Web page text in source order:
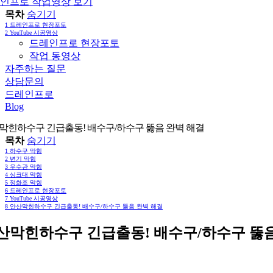
목차 숨기기
1 드레인프로 현장포토
2 YouTube 시공영상
드레인프로 현장포토
작업 동영상
자주하는 질문
상담문의
드레인프로
Blog
힌하수구 긴급출동! 배수구/하수구 뚫음 완벽 해결
목차 숨기기
1 하수구 막힘
2 변기 막힘
3 우수관 막힘
4 싱크대 막힘
5 정화조 막힘
6 드레인프로 현장포토
7 YouTube 시공영상
8 안산막힌하수구 긴급출동! 배수구/하수구 뚫음 완벽 해결
막힌하수구 긴급출동! 배수구/하수구 뚫